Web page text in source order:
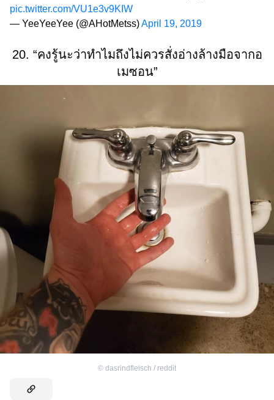
pic.twitter.com/VU1e3v9KIW
— YeeYeeYee (@AHotMetss)April 19, 2019
20. “คงรู้นะว่าทำไมถึงไม่ควรสั่งอ่างล้างมือจากอ
เมซอน”
© dasrindfleisch / reddit